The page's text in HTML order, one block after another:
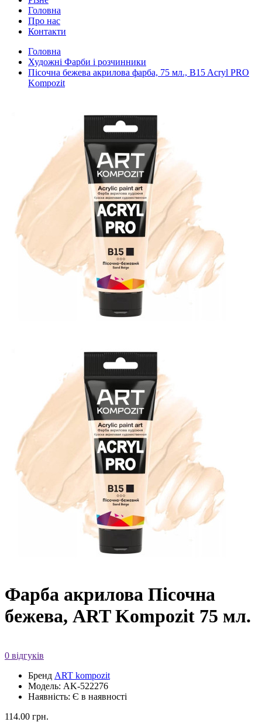
Головна
Про нас
Контакти
Головна
Художні Фарби і розчинники
Пісочна бежева акрилова фарба, 75 мл., B15 Acryl PRO
Kompozit
Фарба акрилова Пісочна
бежева, ART Kompozit 75 мл.
0 відгуків
Бренд ART kompozit
Модель: AK-522276
Наявність: Є в наявності
114.00 грн.